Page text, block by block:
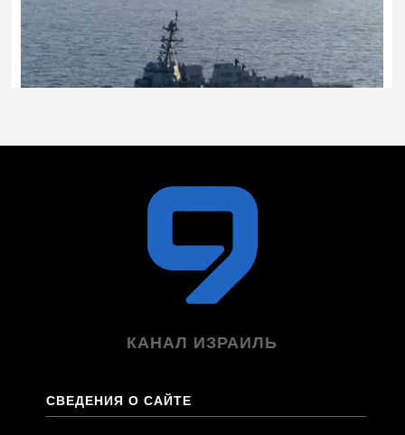
КАНАЛ ИЗРАИЛЬ
СВЕДЕНИЯ О САЙТЕ